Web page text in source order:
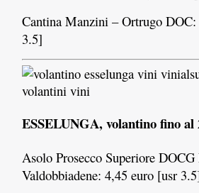
Cantina Manzini – Ortrugo
3.5]
ESSELUNGA, volantino fino al
Asolo Prosecco Superiore
Valdobbiadene: 4,45 euro [usr